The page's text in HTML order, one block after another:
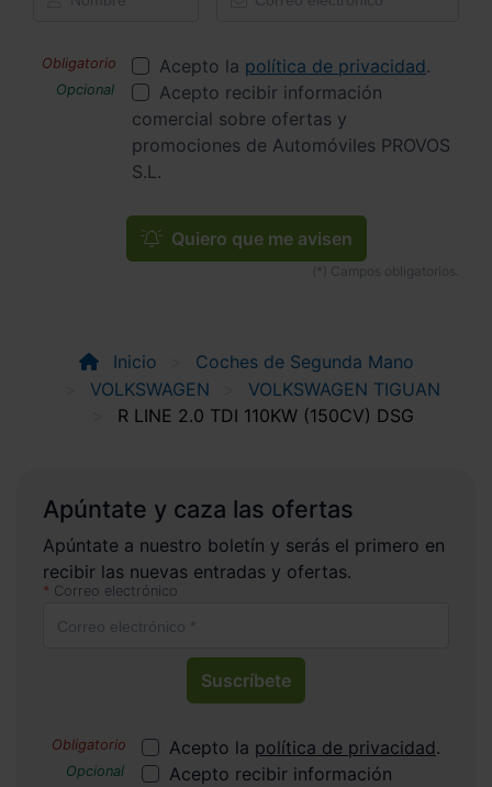
Acepto la política de privacidad.
Acepto recibir información
comercial sobre ofertas y
promociones de Automóviles PROVOS
S.L.
Quiero que me avisen
Inicio
Coches de Segunda Mano
VOLKSWAGEN
VOLKSWAGEN TIGUAN
R LINE 2.0 TDI 110KW (150CV) DSG
Apúntate y caza las ofertas
Apúntate a nuestro boletín y serás el primero en
recibir las nuevas entradas y ofertas.
Correo electrónico
Suscríbete
Acepto la política de privacidad.
Acepto recibir información